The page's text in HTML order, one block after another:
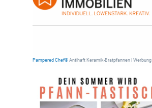
Pampered Chef®Antihaft Keramik-Bratpfannen | Werbung